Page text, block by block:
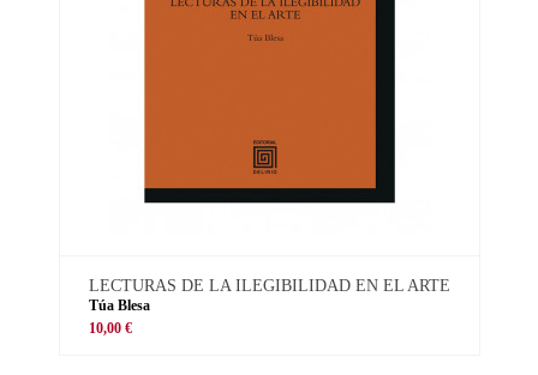
LECTURAS DE LA ILEGIBILIDAD EN EL ARTE
Túa Blesa
10,00 €